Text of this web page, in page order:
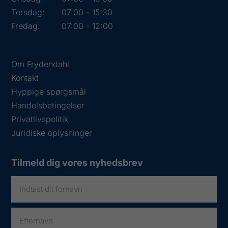
Torsdag:
07:00 - 15:30
Fredag:
07:00 - 12:00
Om Frydendahl
Kontakt
Hyppige spørgsmål
Handelsbetingelser
Privatlivspolitik
Juridiske oplysninger
Tilmeld dig vores nyhedsbrev